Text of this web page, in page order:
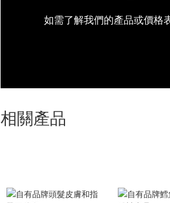
如需了解我們的產品或價格
相關產品